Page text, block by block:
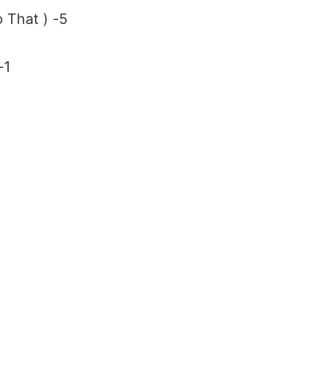
5- Add Arabic in Lolipop 9.x.x Without Root in All Samsung ( First Tool Do That )
1- Fix Hand Free Without Root For ( Samsung , ZTE , LG , HTC )